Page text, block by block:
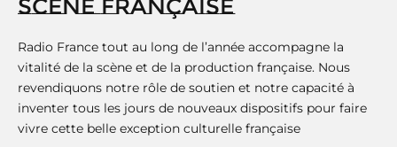
SCÈNE FRANÇAISE
Radio France tout au long de l’année accompagne la
vitalité de la scène et de la production française. Nous
revendiquons notre rôle de soutien et notre capacité à
inventer tous les jours de nouveaux dispositifs pour faire
vivre cette belle exception culturelle française